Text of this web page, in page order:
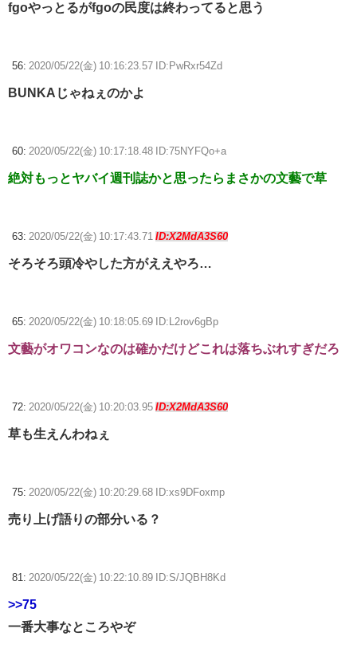
fgoやっとるがfgoの民度は終わってると思う
56: 2020/05/22(金) 10:16:23.57 ID:PwRxr54Zd
BUNKAじゃねぇのかよ
60: 2020/05/22(金) 10:17:18.48 ID:75NYFQo+a
絶対もっとヤバイ週刊誌かと思ったらまさかの文藝で草
63: 2020/05/22(金) 10:17:43.71 ID:X2MdA3S60
そろそろ頭冷やした方がええやろ…
65: 2020/05/22(金) 10:18:05.69 ID:L2rov6gBp
文藝がオワコンなのは確かだけどこれは落ちぶれすぎだろ
72: 2020/05/22(金) 10:20:03.95 ID:X2MdA3S60
草も生えんわねぇ
75: 2020/05/22(金) 10:20:29.68 ID:xs9DFoxmp
売り上げ語りの部分いる？
81: 2020/05/22(金) 10:22:10.89 ID:S/JQBH8Kd
>>75
一番大事なところやぞ